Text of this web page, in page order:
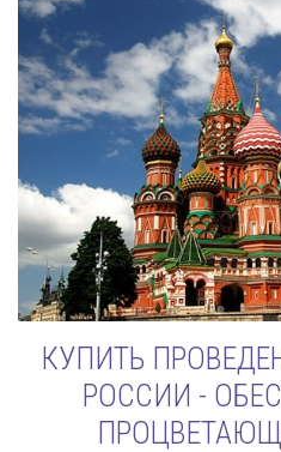
КУПИТЬ
РОССИИ -